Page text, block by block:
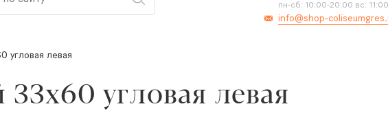
пн-сб: 10:00-20:00 вс:
info@shop-
угловая левая
угловая левая